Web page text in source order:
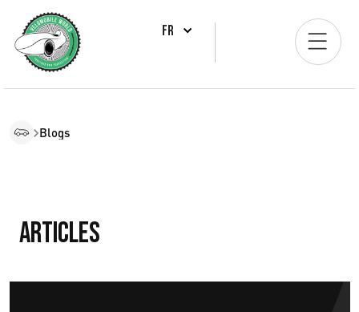
FR
Blogs
Articles